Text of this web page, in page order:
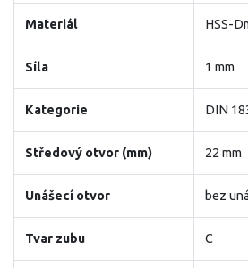
Materiál HSS-
Síla 1 mm
Kategorie DIN
Středový otvor (mm) 22 mm
Unášecí otvor bez
Tvar zubu C